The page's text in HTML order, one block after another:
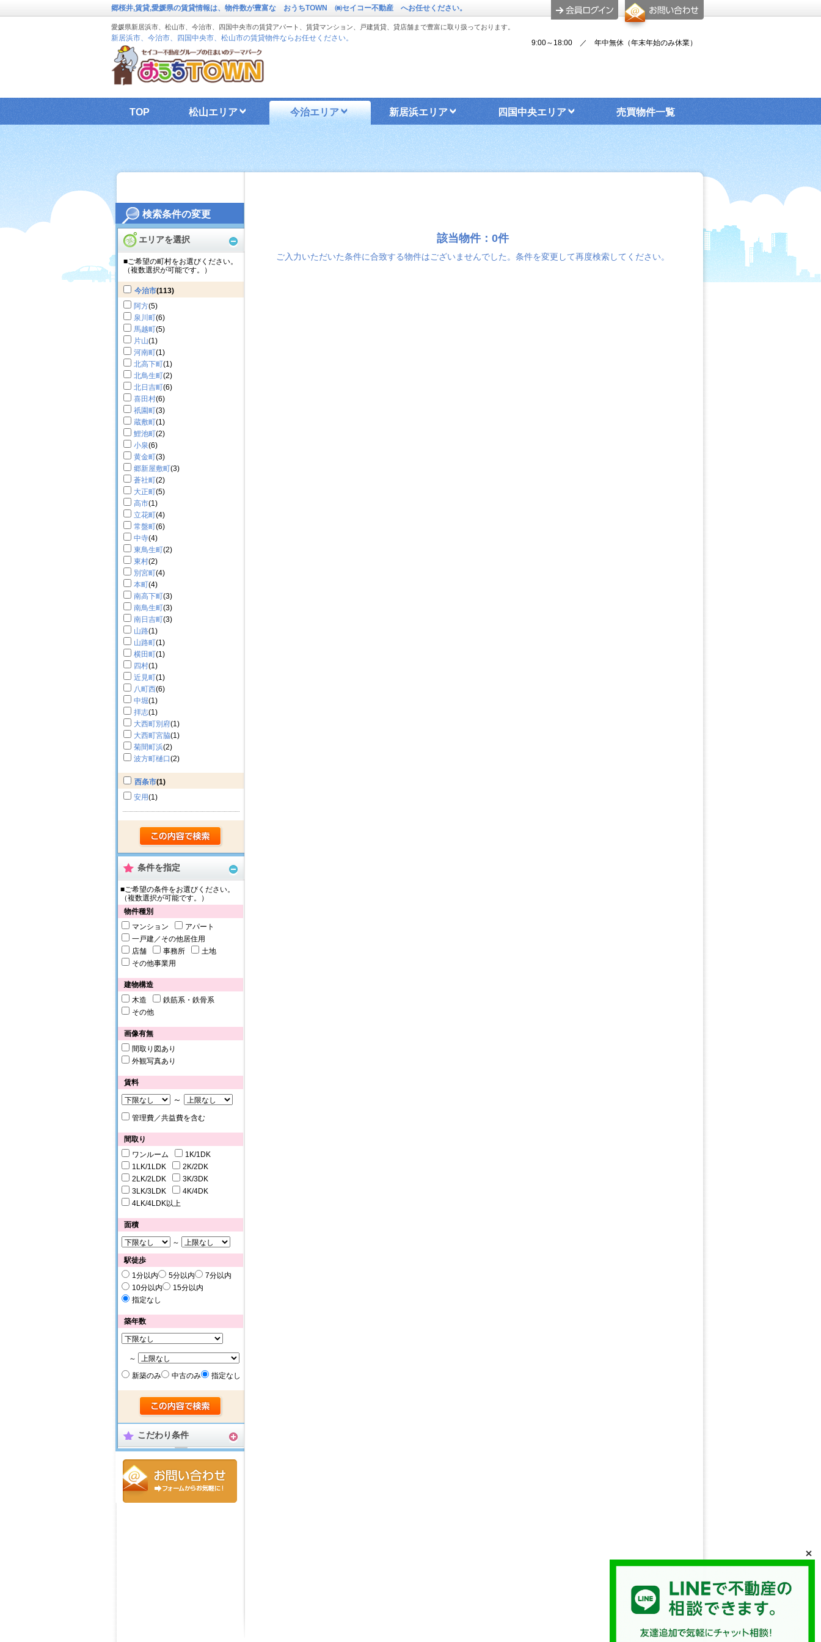
検索条件の変更
エリアを選択
■ご希望の町村をお選びください。
（複数選択が可能です。）
今治市(113)
阿方(5)
泉川町(6)
馬越町(5)
片山(1)
河南町(1)
北高下町(1)
北鳥生町(2)
北日吉町(6)
喜田村(6)
祇園町(3)
蔵敷町(1)
鯉池町(2)
小泉(6)
黄金町(3)
郷新屋敷町(3)
蒼社町(2)
大正町(5)
高市(1)
立花町(4)
常盤町(6)
中寺(4)
東鳥生町(2)
東村(2)
別宮町(4)
本町(4)
南高下町(3)
南鳥生町(3)
南日吉町(3)
山路(1)
山路町(1)
横田町(1)
四村(1)
近見町(1)
八町西(6)
中堀(1)
拝志(1)
大西町別府(1)
大西町宮脇(1)
菊間町浜(2)
波方町樋口(2)
西条市(1)
安用(1)
条件を指定
■ご希望の条件をお選びください。
（複数選択が可能です。）
物件種別
マンション
アパート
一戸建／その他居住用
店舗
事務所
土地
その他事業用
建物構造
木造
鉄筋系・鉄骨系
その他
画像有無
間取り図あり
外観写真あり
賃料
～
管理費／共益費を含む
間取り
ワンルーム
1K/1DK
1LK/1LDK
2K/2DK
2LK/2LDK
3K/3DK
3LK/3LDK
4K/4DK
4LK/4LDK以上
面積
～
駅徒歩
1分以内
5分以内
7分以内
10分以内
15分以内
指定なし
築年数
～
新築のみ
中古のみ 指定なし
こだわり条件
郷桜井,賃貸,愛媛県の賃貸情報は、物件数が豊富な おうちTOWN ㈱セイコー不動産 へお任せください。
愛媛県新居浜市、松山市、今治市、四国中央市の賃貸アパート、賃貸マンション、戸建賃貸、貸店舗まで豊富に取り扱っております。
新居浜市、今治市、四国中央市、松山市の賃貸物件ならお任せください。
9:00～18:00 ／ 年中無休（年末年始のみ休業）
TOP 松山エリア 今治エリア 新居浜エリア 四国中央エリア 売買物件一覧
該当物件：0件
ご入力いただいた条件に合致する物件はございませんでした。条件を変更して再度検索してください。